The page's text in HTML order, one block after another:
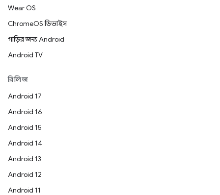
Wear OS
ChromeOS ডিভাইস
গাড়ির জন্য Android
Android TV
রিলিজ
Android 17
Android 16
Android 15
Android 14
Android 13
Android 12
Android 11